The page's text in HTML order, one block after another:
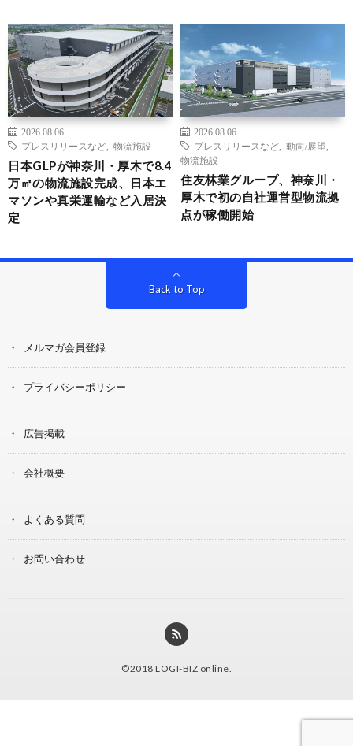
2026.08.06
プレスリリースなど
物流施設
日本GLPが神奈川・厚木で8.4
万㎡の物流施設完成、日本エ
マソンや真栄運輸など入居決
定
2026.08.06
プレスリリースなど
動向/展望
物流施設
住友林業グループ、神奈川・
厚木で初の自社運営型物流拠
点が稼働開始
Back to Top
メルマガ会員登録
プライバシーポリシー
広告掲載
会社概要
よくある質問
お問い合わせ
©2018 LOGI-BIZ online